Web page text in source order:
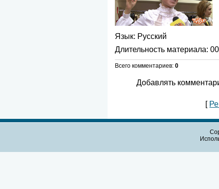
Язык: Русский
Длительность материала:
Всего комментариев: 0
Добавлять
[